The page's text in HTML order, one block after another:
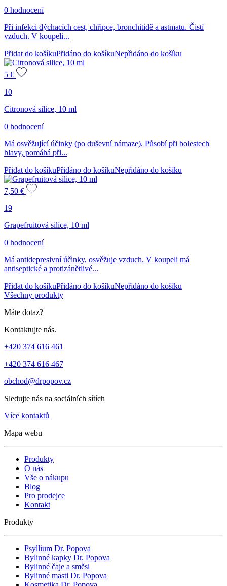
0 hodnocení
Při infekci dýchacích cest, chřipce, bronchitidě a astmatu. Čistí
vzduch. V koupeli...
Přidat do košíkuPřidáno do košíkuNepřidáno do košíku
5 €
10
Citronová silice, 10 ml
0 hodnocení
Má osvěžující účinky (po duševní námaze). Působí při bolestech
hlavy, pomáhá při...
Přidat do košíkuPřidáno do košíkuNepřidáno do košíku
7,50 €
19
Grapefruitová silice, 10 ml
0 hodnocení
Má antidepresivní účinky, osvěžuje vzduch. V koupeli má
antiseptické a protizánětlivé...
Přidat do košíkuPřidáno do košíkuNepřidáno do košíku
Všechny produkty
Máte dotaz?
Kontaktujte nás.
+420 374 616 461
+420 374 616 467
obchod@drpopov.cz
Sledujte nás na sociálních sítích
Více kontaktů
Mapa webu
Produkty
O nás
Vše o nákupu
Blog
Pro prodejce
Kontakt
Produkty
Psyllium Dr. Popova
Bylinné kapky Dr. Popova
Bylinné čaje a směsi
Bylinné masti Dr. Popova